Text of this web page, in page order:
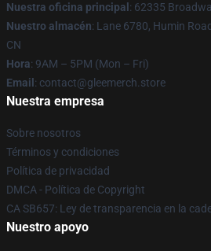
Nuestra oficina principal : 62335
Nuestro almacén: Lane 6780, Humin
CN
Hora: 9AM – 5PM (Mon – Fri)
Email : contact@gleemerch.store
Nuestra empresa
Sobre nosotros
Términos y condiciones
Política de privacidad
DMCA - Política de Copyright
CA SB657: Ley de transparencia en la
Nuestro apoyo